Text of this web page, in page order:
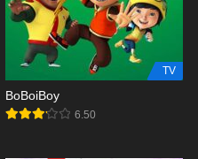
TV
BoBoiBoy
6.50